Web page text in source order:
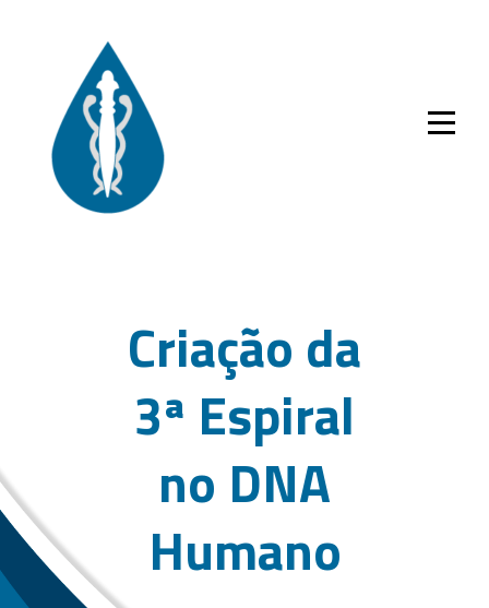
content
Criação da
3ª Espiral
no DNA
Humano